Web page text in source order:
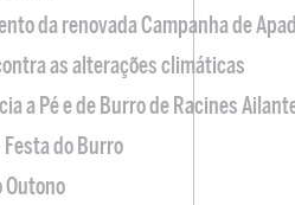
da renovada Campanha de
as alterações climáticas
a Pé e de Burro de Racines
Festa do Burro
Outono